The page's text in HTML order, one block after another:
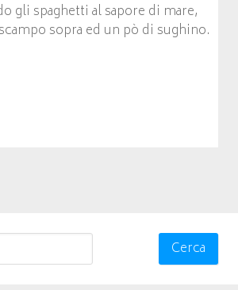
gli spaghetti al sapore di mare,
sopra ed un pò di sughino.